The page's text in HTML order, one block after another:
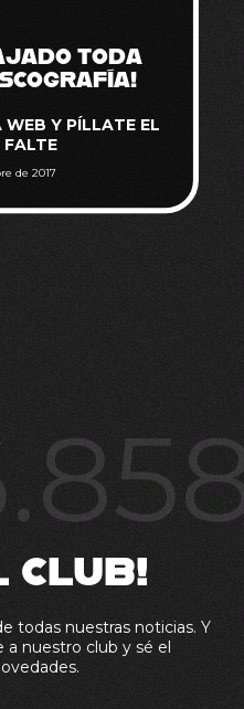
TODA
WEB Y PÍLLATE EL
FALTE
de 2017
CLUB!
todas nuestras noticias. Y
a nuestro club y sé el